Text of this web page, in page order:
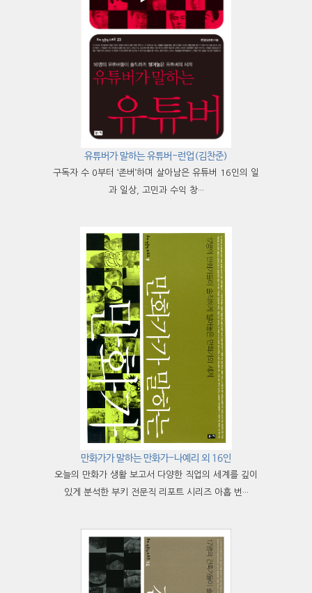
유튜버가 말하는 유튜버-런업(김찬준)
구독자 수 0부터 ‘존버’하며 살아남은 유튜버 16인의 일
과 일상, 고민과 수익 창···
만화가가 말하는 만화가-나예리 외 16인
오늘의 만화가 생활 보고서 다양한 직업의 세계를 깊이
있게 분석한 부키 전문직 리포트 시리즈 아홉 번···